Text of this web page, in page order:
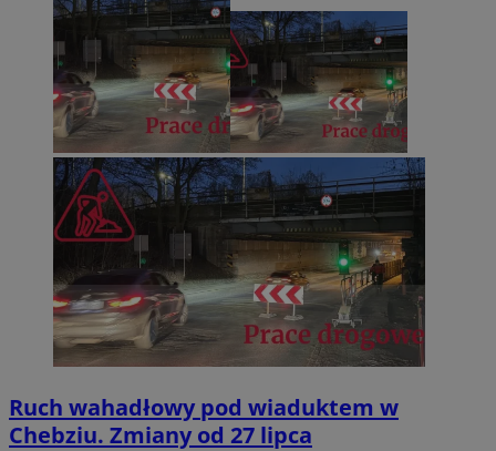
Ruch wahadłowy pod wiaduktem w
Chebziu. Zmiany od 27 lipca